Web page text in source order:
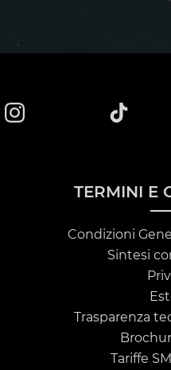
TERMINI E
Condizioni
Sintesi
Trasparenza
Tariffe